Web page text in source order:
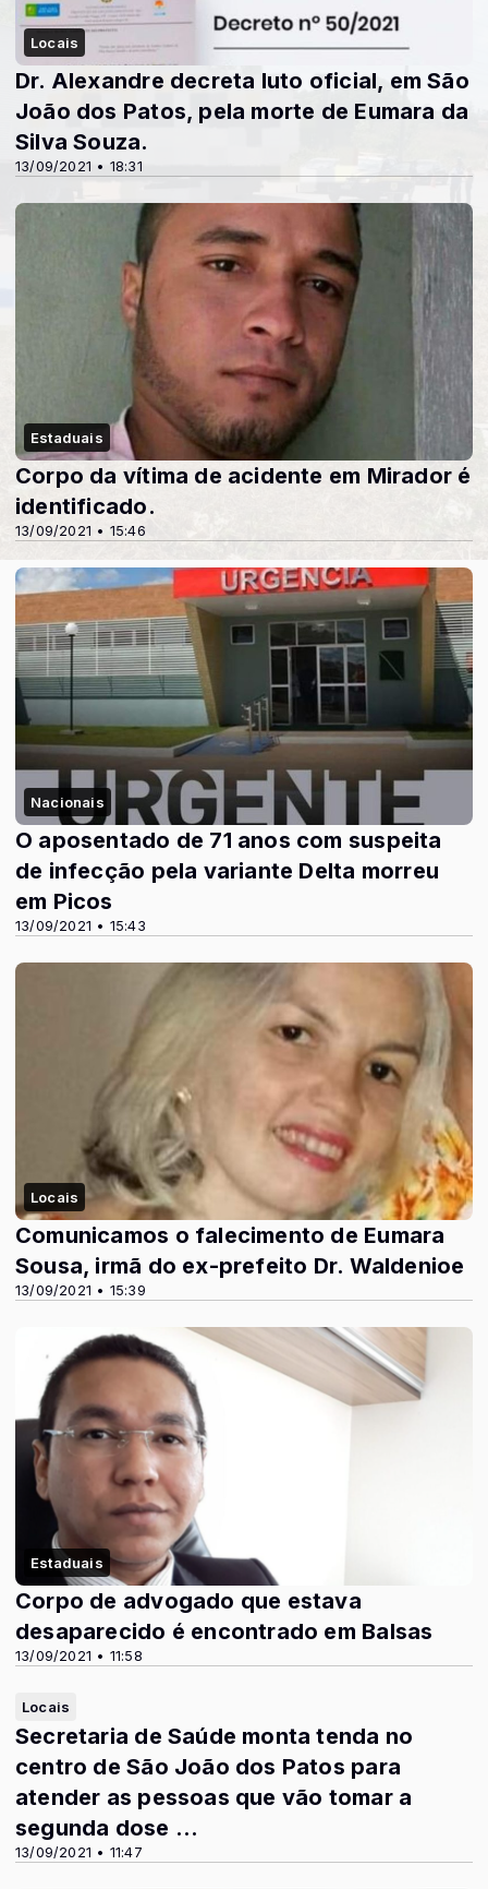
Locais
13/09/2021 • 18:31
Dr. Alexandre decreta luto oficial, em São
João dos Patos, pela morte de Eumara da
Silva Souza.
Estaduais
13/09/2021 • 15:46
Corpo da vítima de acidente em Mirador é
identificado.
Nacionais
13/09/2021 • 15:43
O aposentado de 71 anos com suspeita
de infecção pela variante Delta morreu
em Picos
Locais
13/09/2021 • 15:39
Comunicamos o falecimento de Eumara
Sousa, irmã do ex-prefeito Dr. Waldenioe
Estaduais
13/09/2021 • 11:58
Corpo de advogado que estava
desaparecido é encontrado em Balsas
Locais
13/09/2021 • 11:47
Secretaria de Saúde monta tenda no
centro de São João dos Patos para
atender as pessoas que vão tomar a
segunda dose ...